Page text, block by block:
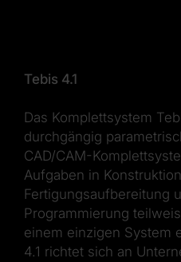
Tebis 4.1
Das Komplettsystem
durchgängig
CAD/CAM-
Aufgaben in
Fertigungsaufbereitung
Programmierung
einem einzigen System
4.1 richtet sich an